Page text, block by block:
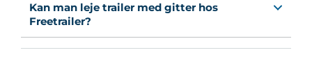
Kan man leje trailer med gitter hos
Freetrailer?